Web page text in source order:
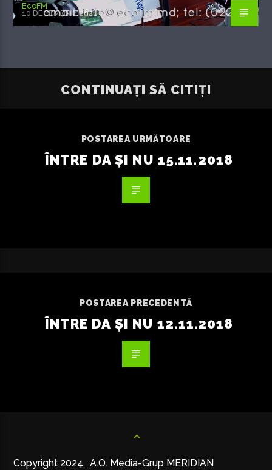
EcoFM
10 DECEMBRIE 2021
CONTINUAȚI SĂ CITIȚI
POSTAREA URMĂTOARE
ÎNTRE DA ȘI NU 15.11.2018
POSTAREA PRECEDENTĂ
ÎNTRE DA ȘI NU 12.11.2018
Copyright 2024. A.O. Media-Grup MERIDIAN